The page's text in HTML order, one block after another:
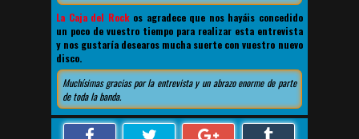
La Caja del Rockos agradece que nos hayáis concedido
un poco de vuestro tiempo para realizar esta entrevista
y nos gustaría desearos mucha suerte con vuestro nuevo
disco.
Muchísimas gracias por la entrevista y un abrazo enorme de parte
de toda la banda.